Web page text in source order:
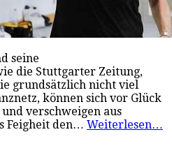
seine
die Stuttgarter Zeitung,
grundsätzlich nicht viel
können sich vor Glück
verschweigen aus
Feigheit den… Weiterlesen…